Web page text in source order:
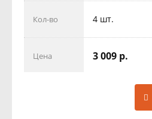
Кол-во 4 шт.
Цена 3 009 р.